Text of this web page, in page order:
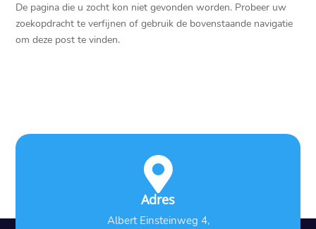
De pagina die u zocht kon niet gevonden worden. Probeer uw
zoekopdracht te verfijnen of gebruik de bovenstaande navigatie
om deze post te vinden.

Adres
Albert Einsteinweg 4,